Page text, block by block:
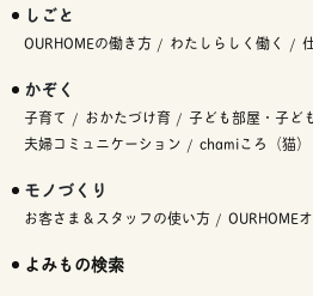
しごと
OURHOMEの働き方 わたしらしく働く
かぞく
子育て おかたづけ育 子ども部屋・子ど
夫婦コミュニケーション
chamiころ（猫
モノづくり
お客さま＆スタッフの使い方 OURHOME
よみもの検索